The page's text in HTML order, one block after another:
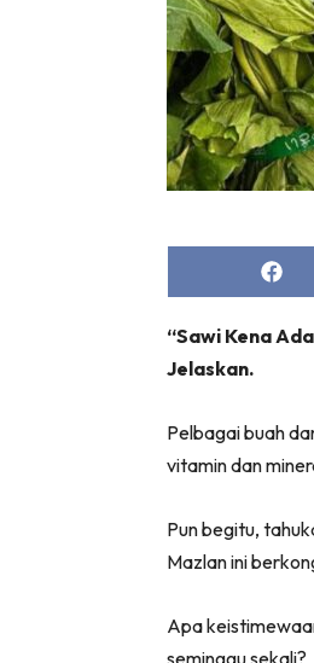
Share
on
“Sawi Kena
Jelaskan.
Pelbagai buah
vitamin dan
Pun begitu,
Mazlan ini
Apa